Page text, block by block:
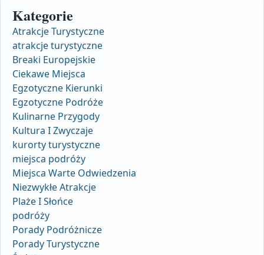
Kategorie
Atrakcje Turystyczne
atrakcje turystyczne
Breaki Europejskie
Ciekawe Miejsca
Egzotyczne Kierunki
Egzotyczne Podróże
Kulinarne Przygody
Kultura I Zwyczaje
kurorty turystyczne
miejsca podróży
Miejsca Warte Odwiedzenia
Niezwykłe Atrakcje
Plaże I Słońce
podróży
Porady Podróżnicze
Porady Turystyczne